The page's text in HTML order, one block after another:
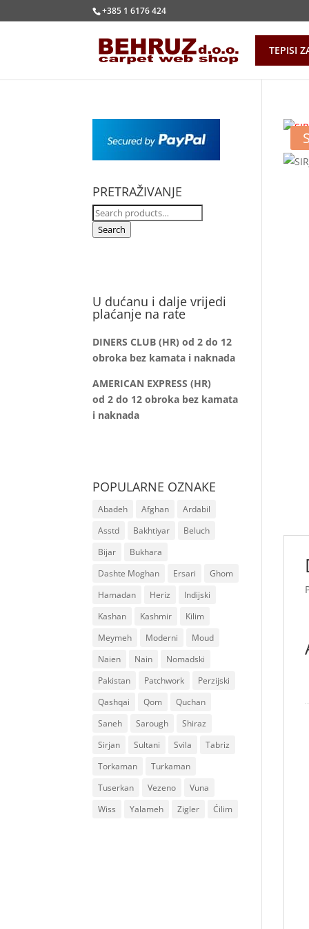
+385 1 6176 424
TEPISI
PRETRAŽIVANJE
Search
for:
Search
U dućanu i dalje vrijedi
plaćanje na rate
DINERS CLUB (HR) od 2 do 12
obroka bez kamata i naknada
AMERICAN EXPRESS (HR)
od 2 do 12obroka bez kamata
i naknada
POPULARNE OZNAKE
Abadeh Afghan
Ardabil
Asstd
Bakhtiyar
Beluch
Bijar
Bukhara
Dashte Moghan
Ersari
Ghom
Hamadan
Heriz
Indijski
Kashan
Kashmir
Kilim
Meymeh
Moderni
Moud
Naien
Nain
Nomadski
Pakistan
Patchwork
Perzijski
Qashqai
Qom
Quchan
Saneh
Sarough
Shiraz
Sirjan
Sultani Svila
Tabriz
Torkaman
Turkaman
Tuserkan
Vezeno
Vuna
Wiss
Yalameh Zigler Ćilim